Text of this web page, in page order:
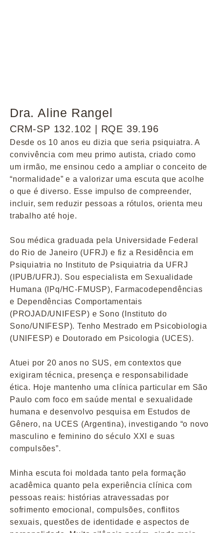
Dra. Aline Rangel
CRM-SP 132.102 | RQE 39.196
Desde os 10 anos eu dizia que seria psiquiatra. A
convivência com meu primo autista, criado como
um irmão, me ensinou cedo a ampliar o conceito de
“normalidade” e a valorizar uma escuta que acolhe
o que é diverso. Esse impulso de compreender,
incluir, sem reduzir pessoas a rótulos, orienta meu
trabalho até hoje.
Sou médica graduada pela Universidade Federal
do Rio de Janeiro (UFRJ) e fiz a Residência em
Psiquiatria no Instituto de Psiquiatria da UFRJ
(IPUB/UFRJ). Sou especialista em Sexualidade
Humana (IPq/HC-FMUSP), Farmacodependências
e Dependências Comportamentais
(PROJAD/UNIFESP) e Sono (Instituto do
Sono/UNIFESP). Tenho Mestrado em Psicobiologia
(UNIFESP) e Doutorado em Psicologia (UCES).
Atuei por 20 anos no SUS, em contextos que
exigiram técnica, presença e responsabilidade
ética. Hoje mantenho uma clínica particular em São
Paulo com foco em saúde mental e sexualidade
humana e desenvolvo pesquisa em Estudos de
Gênero, na UCES (Argentina), investigando “o novo
masculino e feminino do século XXI e suas
compulsões”.
Minha escuta foi moldada tanto pela formação
acadêmica quanto pela experiência clínica com
pessoas reais: histórias atravessadas por
sofrimento emocional, compulsões, conflitos
sexuais, questões de identidade e aspectos de